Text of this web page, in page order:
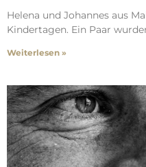
Helena und Johannes aus
Kindertagen. Ein Paar
Weiterlesen »